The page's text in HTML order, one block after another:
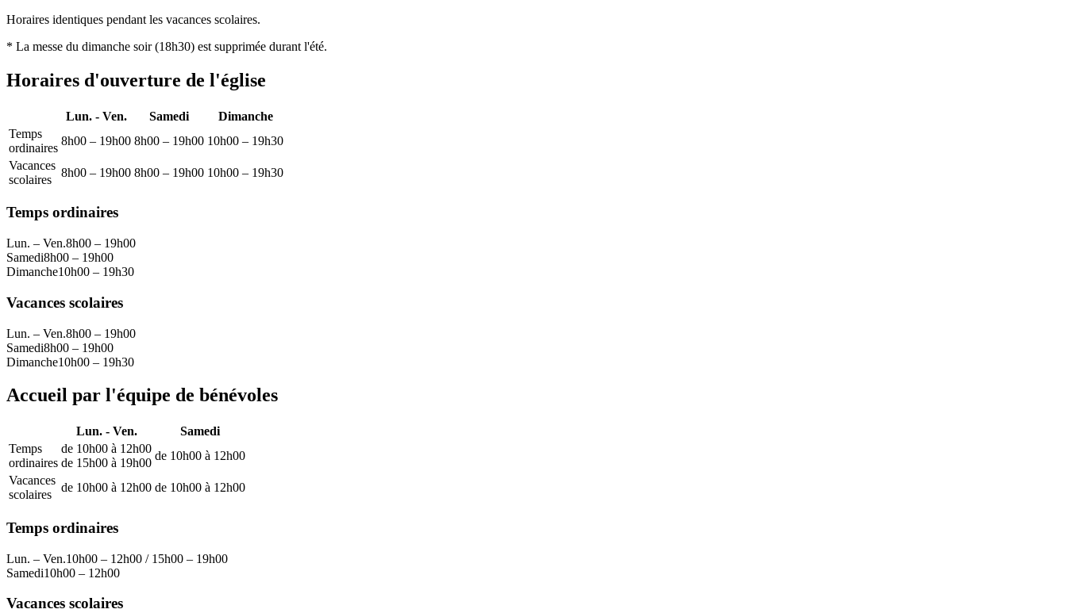
Horaires identiques pendant les vacances scolaires.
* La messe du dimanche soir (18h30) est supprimée durant l'été.
Horaires d'ouverture de l'église
Lun. - Ven. Samedi
Dimanche
Temps
ordinaires
8h00 – 19h00 8h00 – 19h00 10h00 – 19h30
Vacances
scolaires
8h00 – 19h00 8h00 – 19h00 10h00 – 19h30
Temps ordinaires
Lun. – Ven.8h00 – 19h00
Samedi8h00 – 19h00
Dimanche10h00 – 19h30
Vacances scolaires
Lun. – Ven.8h00 – 19h00
Samedi8h00 – 19h00
Dimanche10h00 – 19h30
Accueil par l'équipe de bénévoles
Lun. - Ven.
Samedi
Temps
ordinaires
de 10h00 à 12h00
de 15h00 à 19h00
de 10h00 à 12h00
Vacances
scolaires
de 10h00 à 12h00 de 10h00 à 12h00
Temps ordinaires
Lun. – Ven.10h00 – 12h00 / 15h00 – 19h00
Samedi10h00 – 12h00
Vacances scolaires